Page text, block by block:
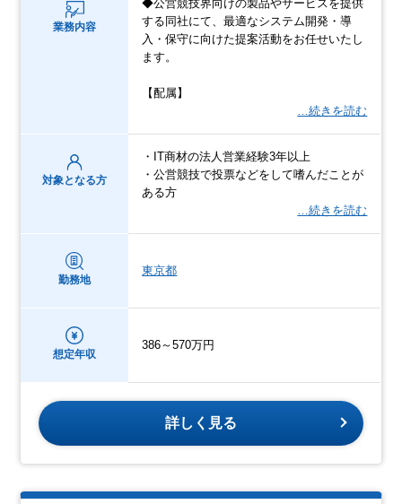
業務内容
◆公営競技界向けの製品やサービスを提供
する同社にて、最適なシステム開発・導
入・保守に向けた提案活動をお任せいたし
ます。
【配属】
…続きを読む
対象となる方
・IT商材の法人営業経験3年以上
・公営競技で投票などをして嗜んだことが
ある方
…続きを読む
勤務地
東京都
想定年収
386～570万円
詳しく見る